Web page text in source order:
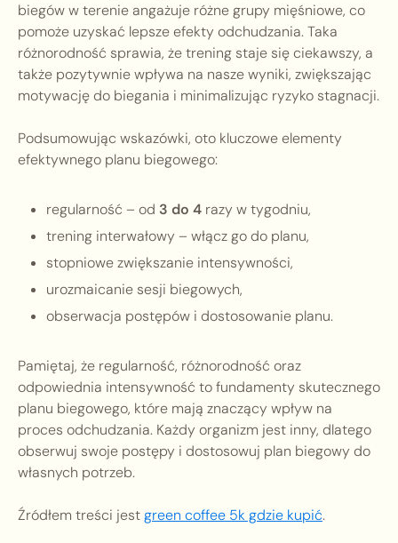
biegów w terenie angażuje różne grupy mięśniowe, co
pomoże uzyskać lepsze efekty odchudzania. Taka
różnorodność sprawia, że trening staje się ciekawszy, a
także pozytywnie wpływa na nasze wyniki, zwiększając
motywację do biegania i minimalizując ryzyko stagnacji.
Podsumowując wskazówki, oto kluczowe elementy
efektywnego planu biegowego:
regularność – od 3 do 4 razy w tygodniu,
trening interwałowy – włącz go do planu,
stopniowe zwiększanie intensywności,
urozmaicanie sesji biegowych,
obserwacja postępów i dostosowanie planu.
Pamiętaj, że regularność, różnorodność oraz
odpowiednia intensywność to fundamenty skutecznego
planu biegowego, które mają znaczący wpływ na
proces odchudzania. Każdy organizm jest inny, dlatego
obserwuj swoje postępy i dostosowuj plan biegowy do
własnych potrzeb.
Źródłem treści jestgreen coffee 5k gdzie kupić.